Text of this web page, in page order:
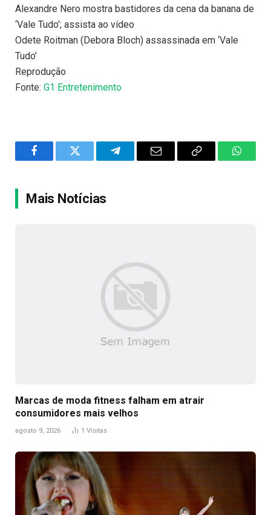
Alexandre Nero mostra bastidores da cena da banana de
‘Vale Tudo’; assista ao vídeo
Odete Roitman (Debora Bloch) assassinada em ‘Vale
Tudo’
Reprodução
Fonte: G1 Entretenimento
FacebookTwitter TelegramEmail
Copy
Mais Notícias
Marcas de moda fitness falham em atrair
consumidores mais velhos
agosto 9, 2026 1 Visitas